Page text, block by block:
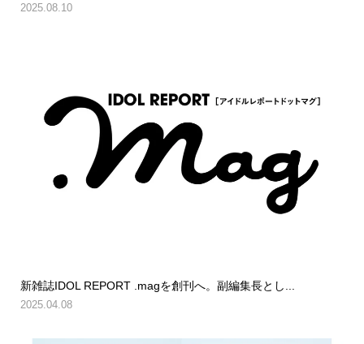
2025.08.10
新雑誌IDOL REPORT .magを創刊へ。副編集長とし...
2025.04.08